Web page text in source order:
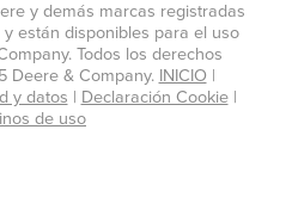
y demás marcas registradas
están disponibles para el uso
Todos los derechos
Deere & Company. INICIO |
y datos | Declaración Cookie |
de uso